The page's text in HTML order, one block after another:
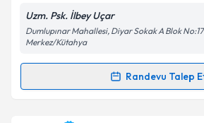
Kişisel verilerimin işlenmesine
Metni'ni okudum ve kişisel
kapsamda işlenmesini kabul
Takvim Talebini
Uzm. Psk. İlbey Uçar
Dumlupınar Mahallesi, Diyar Sokak A Blok
Merkez/Kütahya
Randevu Talep
Randevu Takvimi Talebi